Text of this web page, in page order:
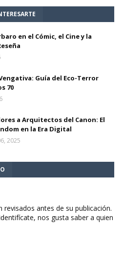
en el Cómic, el Cine y la
Guía del Eco-Terror
70
a Arquitectos del Canon: El
en la Era Digital
2025
antes de su publicación.
nos gusta saber a quien